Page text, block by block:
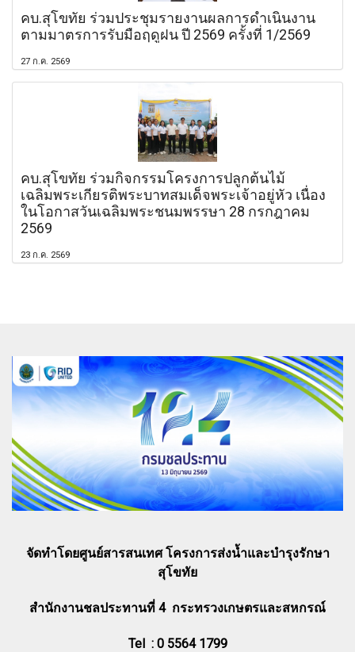
คบ.สุโขทัย ร่วมประชุมรายงานผลการดำเนินงาน
ตามมาตรการรับมือฤดูฝน ปี 2569 ครั้งที่ 1/2569
27 ก.ค. 2569
คบ.สุโขทัย ร่วมกิจกรรมโครงการปลูกต้นไม้
เฉลิมพระเกียรติพระบาทสมเด็จพระเจ้าอยู่หัว เนื่อง
ในโอกาสวันเฉลิมพระชนมพรรษา 28 กรกฎาคม
2569
23 ก.ค. 2569
จัดทำโดยศูนย์สารสนเทศ โครงการส่งน้ำและบำรุงรักษา
สุโขทัย
สำนักงานชลประทานที่ 4 กระทรวงเกษตรและสหกรณ์
Tel : 0 5564 1799